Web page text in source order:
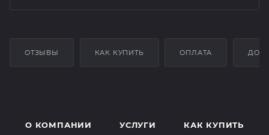
ОТЗЫВЫ КАК КУПИТЬ ОПЛАТА
О КОМПАНИИ УСЛУГИ КАК КУПИТЬ